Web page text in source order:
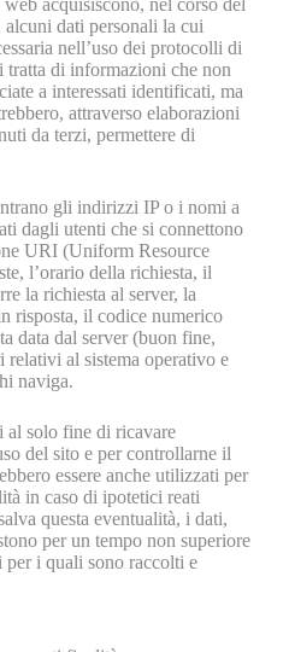
acquisiscono, nel corso del
dati personali la cui
nell’uso dei protocolli di
di informazioni che non
a interessati identificati, ma
attraverso elaborazioni
da terzi, permettere di
gli indirizzi IP o i nomi a
dagli utenti che si connettono
URI (Uniform Resource
l’orario della richiesta, il
la richiesta al server, la
risposta, il codice numerico
data dal server (buon fine,
relativi al sistema operativo e
naviga.
al solo fine di ricavare
del sito e per controllarne il
essere anche utilizzati per
in caso di ipotetici reati
questa eventualità, i dati,
per un tempo non superiore
per i quali sono raccolti e